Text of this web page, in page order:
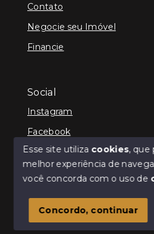
Olá! Estamos
Contato
Negocie seu Imóvel
Financie
Social
Instagram
Facebook
© Copyright 2026 - Kenner
SITE PARA IMOBILIARIA
Esse site utiliza cookies, que
melhor experiência de
você concorda com o uso de
Concordo, continuar